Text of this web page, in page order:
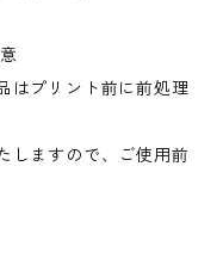
はプリント前に前処理
しますので、ご使用前